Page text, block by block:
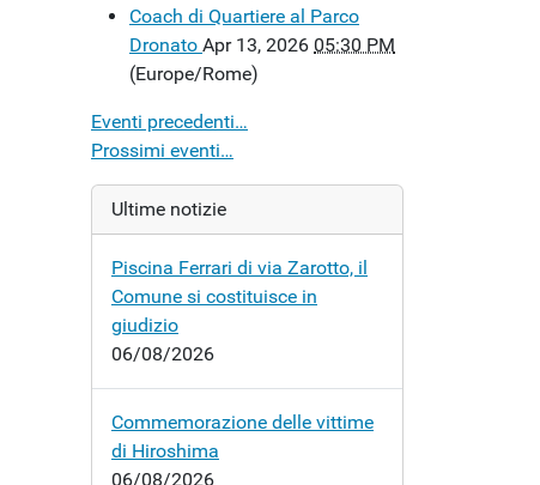
Coach di Quartiere al Parco
Dronato Apr 13, 2026 05:30 PM
(Europe/Rome)
Eventi precedenti…
Prossimi eventi…
Ultime notizie
Piscina Ferrari di via Zarotto, il
Comune si costituisce in
giudizio
06/08/2026
Commemorazione delle vittime
di Hiroshima
06/08/2026